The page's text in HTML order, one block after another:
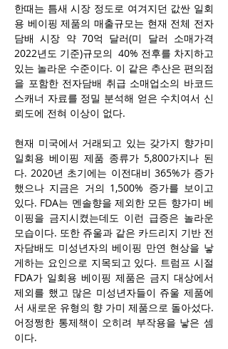
한때는 틈새 시장 정도로 여겨지던 값싼 일회
용 베이핑 제품의 매출규모는 현재 전체 전자
담배 시장 약 70억 달러(미 달러 소매가격
2022년도 기준)규모의  40% 전후를 차지하고
있는 놀라운 수준이다. 이 같은 추산은 편의점
을 포함한 전자담배 취급 소매업소의 바코드
스캐너 자료를 정밀 분석해 얻은 수치여서 신
뢰도에 전혀 이상이 없다.
현재 미국에서 거래되고 있는 갖가지 향가미
일회용 베이핑 제품 종류가 5,800가지나 된
다. 2020년 초기에는 이전대비 365%가 증가
했으나 지금은 거의 1,500% 증가를 보이고
있다. FDA는 멘솔향을 제외한 모든 향가미 베
이핑을 금지시켰는데도 이런 급증은 놀라운
모습이다. 또한 쥬울과 같은 카드리지 기반 전
자담배도 미성년자의 베이핑 만연 현상을 낳
게하는 요인으로 지목되고 있다. 트럼프 시절
FDA가 일회용 베이핑 제품은 금지 대상에서
제외를 했고 많은 미성년자들이 쥬울 제품에
서 새로운 유형의 향 가미 제품으로 돌아섰다.
어정쩡한 통제책이 오히려 부작용을 낳은 셈
이다.